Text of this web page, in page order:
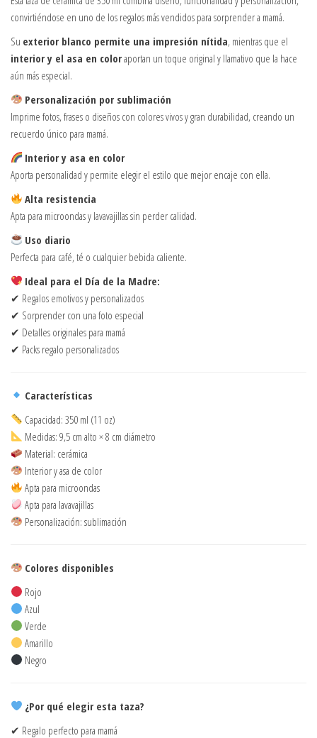
convirtiéndose en uno de los regalos más vendidos para sorprender a mamá.
Su exterior blanco permite una impresión nítida, mientras que el
interior y el asa en coloraportan un toque original y llamativo que la hace
aún más especial.
Personalización por sublimación
Imprime fotos, frases o diseños con colores vivos y gran durabilidad, creando un
recuerdo único para mamá.
Interior y asa en color
Aporta personalidad y permite elegir el estilo que mejor encaje con ella.
Alta resistencia
Apta para microondas y lavavajillas sin perder calidad.
Uso diario
Perfecta para café, té o cualquier bebida caliente.
Ideal para el Día de la Madre:
✔ Regalos emotivos y personalizados
✔ Sorprender con una foto especial
✔ Detalles originales para mamá
✔ Packs regalo personalizados
Características
Capacidad: 350 ml (11 oz)
Medidas: 9,5 cm alto × 8 cm diámetro
Material: cerámica
Interior y asa de color
Apta para microondas
Apta para lavavajillas
Personalización: sublimación
Colores disponibles
Rojo
Azul
Verde
Amarillo
Negro
¿Por qué elegir esta taza?
✔ Regalo perfecto para mamá